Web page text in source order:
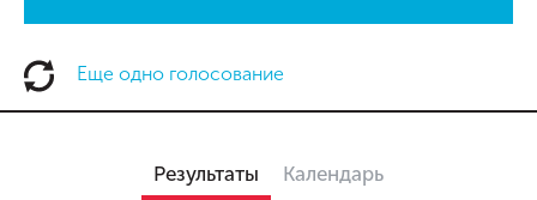
Еще одно голосование
Результаты Календарь